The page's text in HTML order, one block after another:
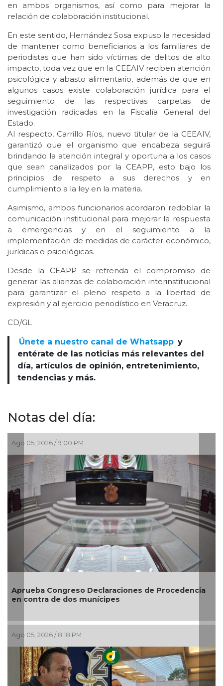
en ambos organismos, así como para mejorar la
relación de colaboración institucional.
En este sentido, Hernández Sosa expuso la necesidad
de mantener como beneficiarios a los familiares de
periodistas que han sido víctimas de delitos de alto
impacto, toda vez que en la CEEAIV reciben atención
psicológica y abasto alimentario, además de que en
algunos casos existe colaboración jurídica para el
seguimiento de las respectivas carpetas de
investigación radicadas en la Fiscalía General del
Estado.
Al respecto, Carrillo Ríos, nuevo titular de la CEEAIV,
garantizó que el organismo que encabeza seguirá
brindando la atención integral y oportuna a los casos
que sean canalizados por la CEAPP, esto bajo los
principios de respeto a sus derechos y en
cumplimiento a la ley en la materia.
Asimismo, ambos funcionarios acordaron redoblar la
comunicación institucional para mejorar la respuesta
a emergencias y en el seguimiento a la
implementación de medidas de carácter económico,
jurídicas o psicológicas.
Desde la CEAPP se refrenda el compromiso de
generar las alianzas de colaboración interinstitucional
para garantizar el pleno respeto a la libertad de
expresión y al ejercicio periodístico en Veracruz.
CD/GL
Únete a nuestro canal de Whatsapp y
entérate de las noticias más relevantes del
día, artículos de opinión, entretenimiento,
tendencias y más.
Notas del día:
/ 9:00 PM
Congreso Declaraciones de Procedencia
de dos munícipes
/ 8:18 PM
Entrega